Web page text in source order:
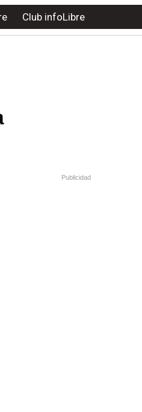
Club infoLibre
Publicidad